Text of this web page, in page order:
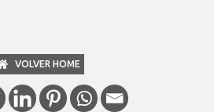
VOLVER HOME